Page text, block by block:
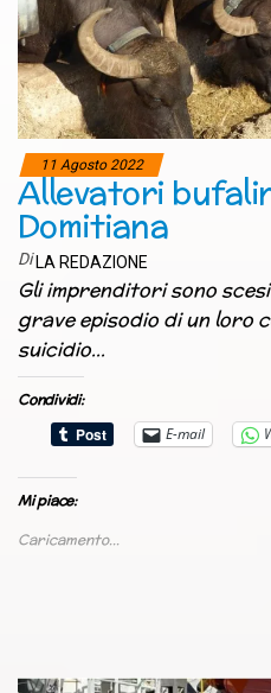
11 Agosto 2022
Allevatori
Domitiana
Di LA REDAZIONE
Gli imprenditori sono
grave episodio di un loro
suicidio…
Condividi:
E-mail
Mi piace:
Caricamento...